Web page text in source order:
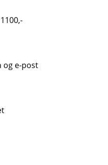
og e-post